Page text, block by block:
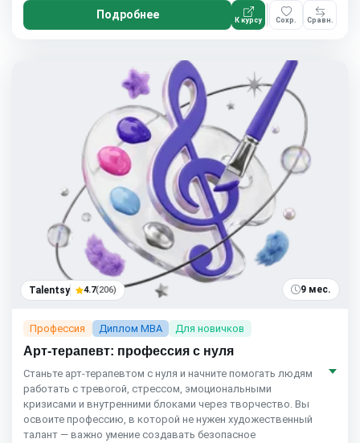
Подробнее К курсу Сохр. Сравн.
Talentsy 4.7(206) 9 мес.
Профессия Диплом MBA Для новичков
Арт-терапевт: профессия с нуля
Станьте арт-терапевтом с нуля и начните помогать людям
работать с тревогой, стрессом, эмоциональными
кризисами и внутренними блоками через творчество. Вы
освоите профессию, в которой не нужен художественный
талант — важно умение создавать безопасное